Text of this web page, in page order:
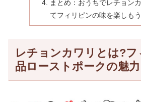
まとめ：おうちでレチョン
てフィリピンの味を楽しもう
レチョンカワリとは?
品ローストポークの魅